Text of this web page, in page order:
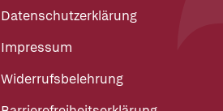
Datenschutzerklärung
Impressum
Widerrufsbelehrung